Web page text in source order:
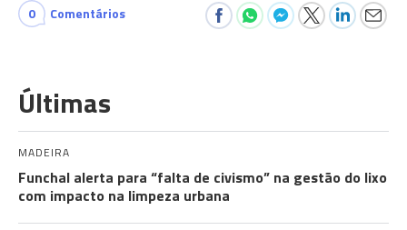
0 Comentários
Últimas
MADEIRA
Funchal alerta para “falta de civismo” na gestão do lixo
com impacto na limpeza urbana